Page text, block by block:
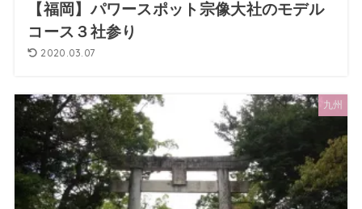
【福岡】パワースポット宗像大社のモデル
コース３社参り
2020.03.07
九州